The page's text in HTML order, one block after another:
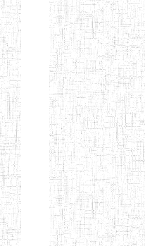
Denomination
GTTC
BANGEM
GTTC
FONTEM
GTTC
MAMFE
GBTTC